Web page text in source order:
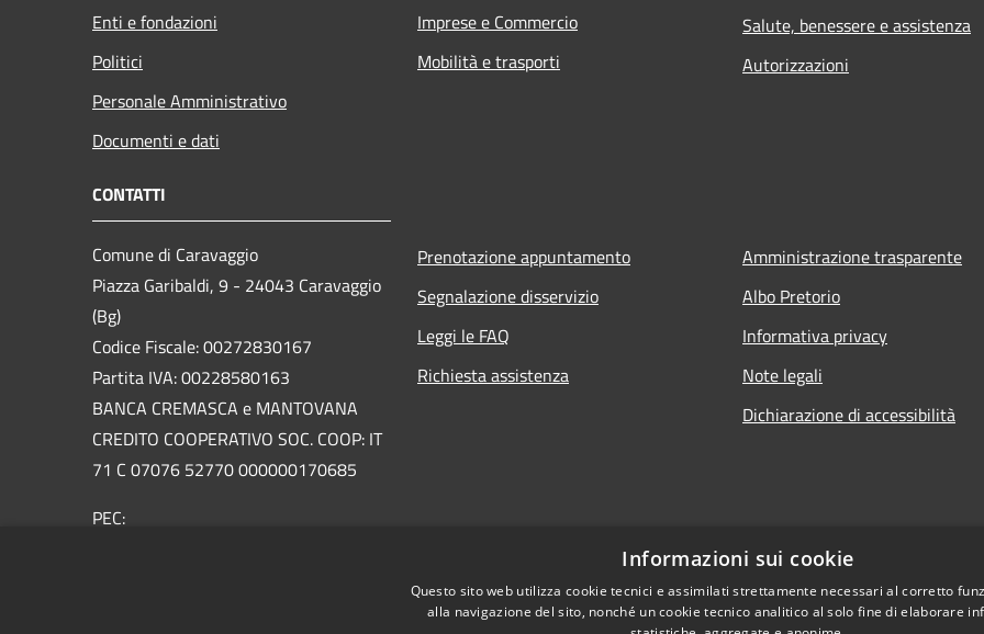
Enti e fondazioni
Politici
Personale Amministrativo
Documenti e dati
Imprese e Commercio
Mobilità e trasporti
Salute, benessere e assistenza
Autorizzazioni
CONTATTI
Comune di Caravaggio
Piazza Garibaldi, 9 - 24043 Caravaggio
(Bg)
Codice Fiscale: 00272830167
Partita IVA: 00228580163
BANCA CREMASCA e MANTOVANA
CREDITO COOPERATIVO SOC. COOP: IT
71 C 07076 52770 000000170685
PEC:
Prenotazione appuntamento
Segnalazione disservizio
Leggi le FAQ
Richiesta assistenza
Amministrazione trasparente
Albo Pretorio
Informativa privacy
Note legali
Dichiarazione di accessibilità
Informazioni sui cookie
Questo sito web utilizza cookie tecnici e assimilati strettamente necessari al corretto
alla navigazione del sito, nonché un cookie tecnico analitico al solo fine di elaborare